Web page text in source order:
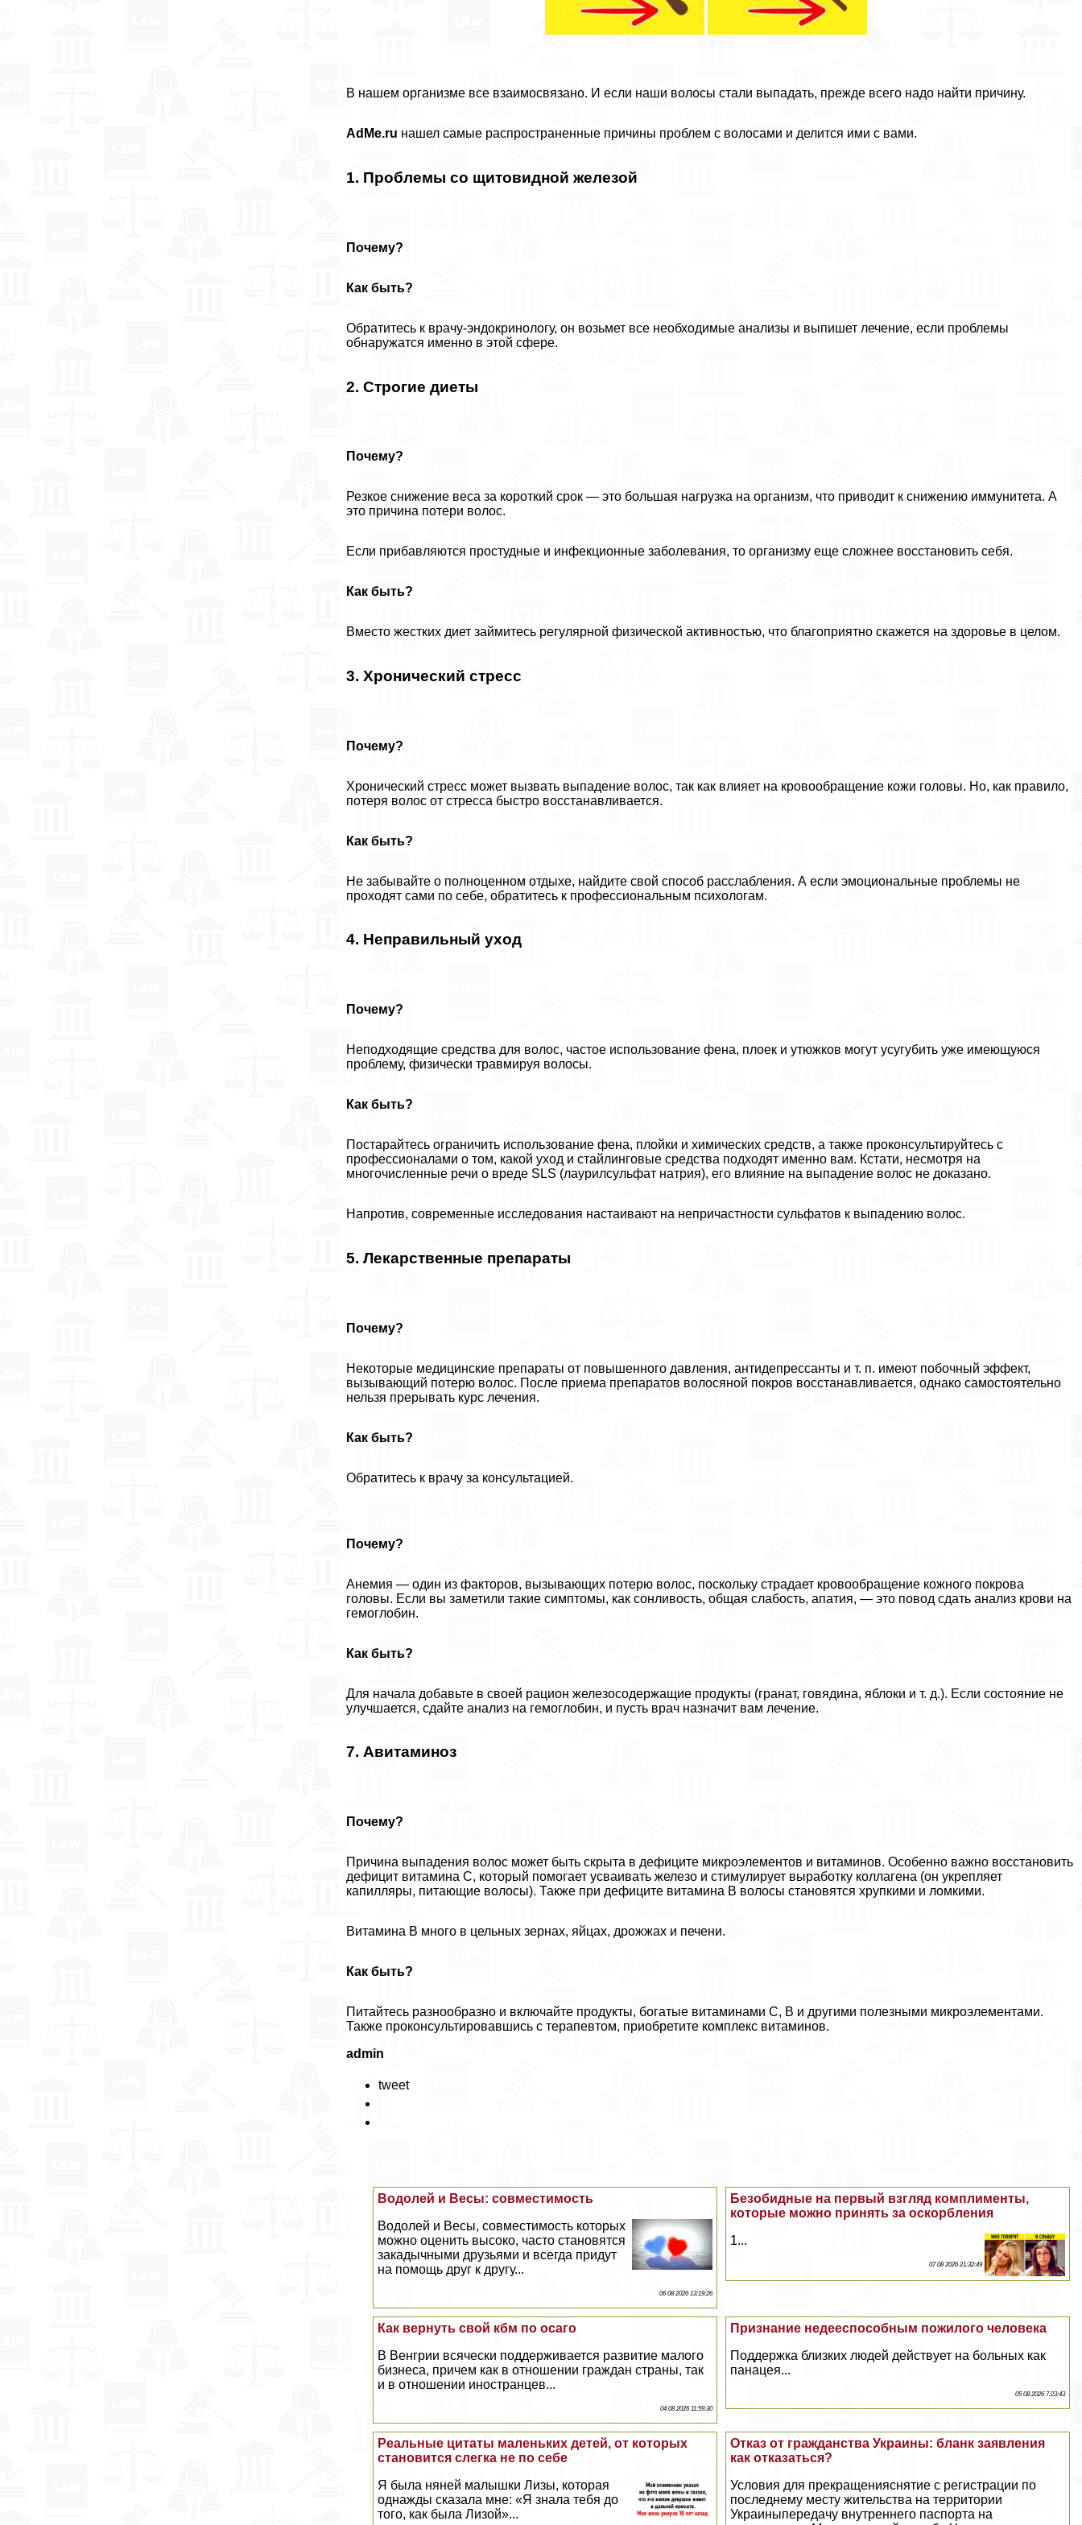
В нашем организме все взаимосвязано. И если наши волосы стали выпадать, прежде всего надо найти причину.
AdMe.ru нашел самые распространенные причины проблем с волосами и делится ими с вами.
1. Проблемы со щитовидной железой
Почему?
Как быть?
Обратитесь к врачу-эндокринологу, он возьмет все необходимые анализы и выпишет лечение, если проблемы
обнаружатся именно в этой сфере.
2. Строгие диеты
Почему?
Резкое снижение веса за короткий срок — это большая нагрузка на организм, что приводит к снижению иммунитета. А
это причина потери волос.
Если прибавляются простудные и инфекционные заболевания, то организму еще сложнее восстановить себя.
Как быть?
Вместо жестких диет займитесь регулярной физической активностью, что благоприятно скажется на здоровье в целом.
3. Хронический стресс
Почему?
Хронический стресс может вызвать выпадение волос, так как влияет на кровообращение кожи головы. Но, как правило,
потеря волос от стресса быстро восстанавливается.
Как быть?
Не забывайте о полноценном отдыхе, найдите свой способ расслабления. А если эмоциональные проблемы не
проходят сами по себе, обратитесь к профессиональным психологам.
4. Неправильный уход
Почему?
Неподходящие средства для волос, частое использование фена, плоек и утюжков могут усугубить уже имеющуюся
проблему, физически травмируя волосы.
Как быть?
Постарайтесь ограничить использование фена, плойки и химических средств, а также проконсультируйтесь с
профессионалами о том, какой уход и стайлинговые средства подходят именно вам. Кстати, несмотря на
многочисленные речи о вреде SLS (лаурилсульфат натрия), его влияние на выпадение волос не доказано.
Напротив, современные исследования настаивают на непричастности сульфатов к выпадению волос.
5. Лекарственные препараты
Почему?
Некоторые медицинские препараты от повышенного давления, антидепрессанты и т. п. имеют побочный эффект,
вызывающий потерю волос. После приема препаратов волосяной покров восстанавливается, однако самостоятельно
нельзя прерывать курс лечения.
Как быть?
Обратитесь к врачу за консультацией.
Почему?
Анемия — один из факторов, вызывающих потерю волос, поскольку страдает кровообращение кожного покрова
головы. Если вы заметили такие симптомы, как сонливость, общая слабость, апатия, — это повод сдать анализ крови на
гемоглобин.
Как быть?
Для начала добавьте в своей рацион железосодержащие продукты (гранат, говядина, яблоки и т. д.). Если состояние не
улучшается, сдайте анализ на гемоглобин, и пусть врач назначит вам лечение.
7. Авитаминоз
Почему?
Причина выпадения волос может быть скрыта в дефиците микроэлементов и витаминов. Особенно важно восстановить
дефицит витамина С, который помогает усваивать железо и стимулирует выработку коллагена (он укрепляет
капилляры, питающие волосы). Также при дефиците витамина В волосы становятся хрупкими и ломкими.
Витамина В много в цельных зернах, яйцах, дрожжах и печени.
Как быть?
Питайтесь разнообразно и включайте продукты, богатые витаминами С, В и другими полезными микроэлементами.
Также проконсультировавшись с терапевтом, приобретите комплекс витаминов.
admin
tweet
Безобидные на первый взгляд комплименты,
которые можно принять за оскорбления
1...
07 08 2026 21:32:49
Водолей и Весы: совместимость
Водолей и Весы, совместимость которых
можно оценить высоко, часто становятся
закадычными друзьями и всегда придут
на помощь друг к другу...
06 08 2026 13:19:26
Признание недееспособным пожилого человека
Поддержка близких людей действует на больных как
панацея...
05 08 2026 7:23:43
Как вернуть свой кбм по осаго
В Венгрии всячески поддерживается развитие малого
бизнеса, причем как в отношении граждан страны, так
и в отношении иностранцев...
04 08 2026 11:59:30
Отказ от гражданства Украины: бланк заявления
как отказаться?
Условия для прекращенияснятие с регистрации по
последнему месту жительства на территории
Украиныпередачу внутреннего паспорта на
Реальные цитаты маленьких детей, от которых
становится слегка не по себе
Я была няней малышки Лизы, которая
однажды сказала мне: «Я знала тебя до
того, как была Лизой»...